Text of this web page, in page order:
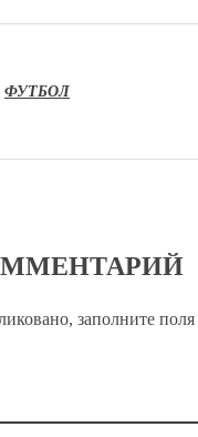
ФУТБОЛ
заполните поля